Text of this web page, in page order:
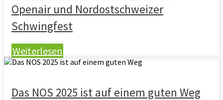
Openair und Nordostschweizer
Schwingfest
Weiterlesen
Das NOS 2025 ist auf einem guten Weg